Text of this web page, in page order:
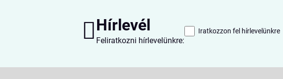
Hírlevél
Feliratkozni hírlevelünkre:
Iratkozzon fel hírlevelünkre